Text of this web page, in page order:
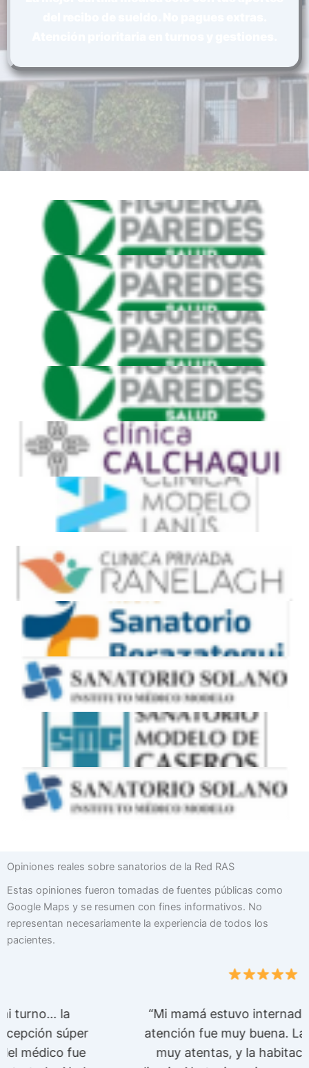
Opiniones reales sobre sanatorios de la Red RAS
Estas opiniones fueron tomadas de fuentes públicas como
Google Maps y se resumen con fines informativos. No
representan necesariamente la experiencia de todos los
pacientes.
“Mi mamá estuvo internada en RAS… la
atención fue muy buena. Las enfermeras
muy atentas, y la habitación siempre